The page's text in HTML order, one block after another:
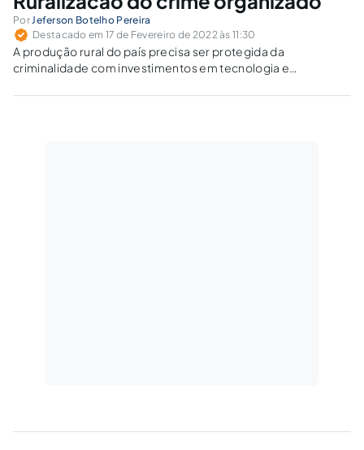
Por Jeferson Botelho Pereira
Destacado em 17 de Fevereiro de 2022 às 11:30
A produção rural do país precisa ser protegida da
criminalidade com investimentos em tecnologia e
unidades policiais especializadas, com patrulha e